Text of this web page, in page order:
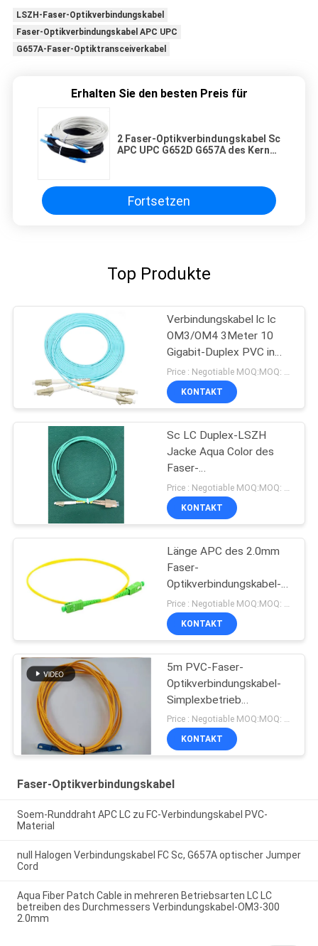
LSZH-Faser-Optikverbindungskabel
Faser-Optikverbindungskabel APC UPC
G657A-Faser-Optiktransceiverkabel
Erhalten Sie den besten Preis für
2 Faser-Optikverbindungskabel Sc
APC UPC G652D G657A des Kern-
Fortsetzen
Top Produkte
Verbindungskabel lc lc
OM3/OM4 3Meter 10
Gigabit-Duplex PVC in
mehreren Betriebsarten
LSZH
Price : Negotiable MOQ:MOQ: 100PCS
KONTAKT
Sc LC Duplex-LSZH
Jacke Aqua Color des
Faser-
Optikverbindungskabel-
OM3 300
KONTAKT
Länge APC des 2.0mm
Faser-
Optikverbindungskabel-
3m, die Sc-Sc-
Simplexverbindungskabel
poliert
KONTAKT
5m PVC-Faser-
Optikverbindungskabel-
Simplexbetrieb
Singlemode
Durchmesser Sc UPC
3.0mm
Price : Negotiable MOQ:MOQ: 1000PCS
KONTAKT
Faser-Optikverbindungskabel
Soem-Runddraht APC LC zu FC-Verbindungskabel PVC-
Material
null Halogen Verbindungskabel FC Sc, G657A optischer Jumper
Cord
Aqua Fiber Patch Cable in mehreren Betriebsarten LC LC
betreiben des Durchmessers Verbindungskabel-OM3-300
2.0mm